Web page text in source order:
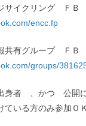
サイクリング Ｆ
encc.fp
共有グループ Ｆ
groups/
身者 、かつ 公開
ている方のみ参加Ｏ